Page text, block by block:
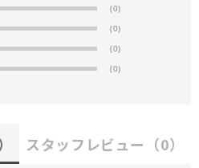
(0)
(0)
(0)
(0)
スタッフレビュー （0）